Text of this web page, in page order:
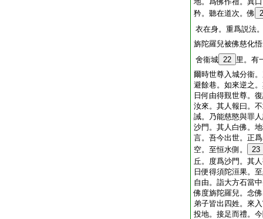
矜。聽在道次。佛
衣在身。重爲説法
旃陀羅兒被佛慈化
舍衞城 22 里。有
爾時世尊入城分衞
避餘巷。如來逆之
日何由得覲世尊。
汝來。其人報曰。
誡。乃能慈愍與罪
沙門。其人白佛。
言。吾今出世。正
空。至恒水側。
23
丘。度爲沙門。其
日便得須陀洹果。
自由。詣大方石當
佛度旃陀羅兒。念
弟子皆出四姓。來
投地。接足而禮。